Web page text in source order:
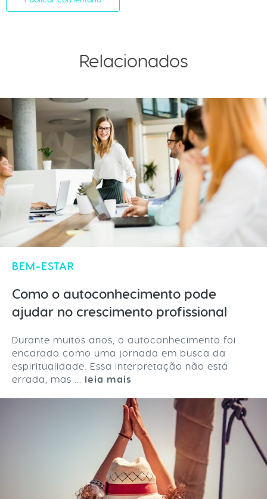
Relacionados
BEM-ESTAR
Como o autoconhecimento pode
ajudar no crescimento profissional
Durante muitos anos, o autoconhecimento foi
encarado como uma jornada em busca da
espiritualidade. Essa interpretação não está
errada, mas ... leia mais